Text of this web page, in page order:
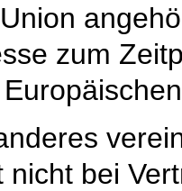
zum
nicht bei